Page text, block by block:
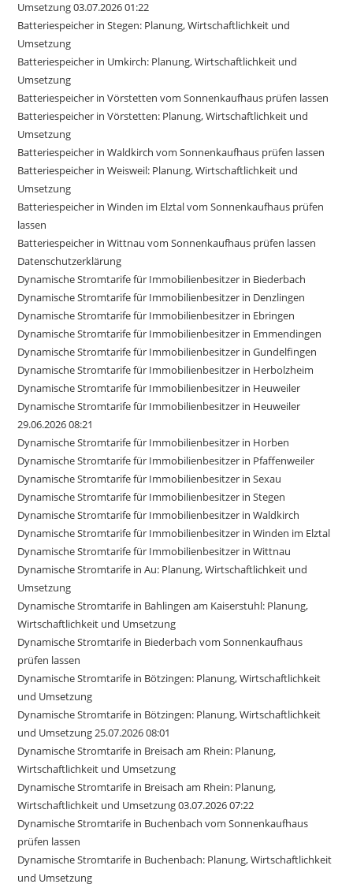
Umsetzung 03.07.2026 01:22
Batteriespeicher in Stegen: Planung, Wirtschaftlichkeit und
Umsetzung
Batteriespeicher in Umkirch: Planung, Wirtschaftlichkeit und
Umsetzung
Batteriespeicher in Vörstetten vom Sonnenkaufhaus prüfen lassen
Batteriespeicher in Vörstetten: Planung, Wirtschaftlichkeit und
Umsetzung
Batteriespeicher in Waldkirch vom Sonnenkaufhaus prüfen lassen
Batteriespeicher in Weisweil: Planung, Wirtschaftlichkeit und
Umsetzung
Batteriespeicher in Winden im Elztal vom Sonnenkaufhaus prüfen
lassen
Batteriespeicher in Wittnau vom Sonnenkaufhaus prüfen lassen
Datenschutzerklärung
Dynamische Stromtarife für Immobilienbesitzer in Biederbach
Dynamische Stromtarife für Immobilienbesitzer in Denzlingen
Dynamische Stromtarife für Immobilienbesitzer in Ebringen
Dynamische Stromtarife für Immobilienbesitzer in Emmendingen
Dynamische Stromtarife für Immobilienbesitzer in Gundelfingen
Dynamische Stromtarife für Immobilienbesitzer in Herbolzheim
Dynamische Stromtarife für Immobilienbesitzer in Heuweiler
Dynamische Stromtarife für Immobilienbesitzer in Heuweiler
29.06.2026 08:21
Dynamische Stromtarife für Immobilienbesitzer in Horben
Dynamische Stromtarife für Immobilienbesitzer in Pfaffenweiler
Dynamische Stromtarife für Immobilienbesitzer in Sexau
Dynamische Stromtarife für Immobilienbesitzer in Stegen
Dynamische Stromtarife für Immobilienbesitzer in Waldkirch
Dynamische Stromtarife für Immobilienbesitzer in Winden im Elztal
Dynamische Stromtarife für Immobilienbesitzer in Wittnau
Dynamische Stromtarife in Au: Planung, Wirtschaftlichkeit und
Umsetzung
Dynamische Stromtarife in Bahlingen am Kaiserstuhl: Planung,
Wirtschaftlichkeit und Umsetzung
Dynamische Stromtarife in Biederbach vom Sonnenkaufhaus
prüfen lassen
Dynamische Stromtarife in Bötzingen: Planung, Wirtschaftlichkeit
und Umsetzung
Dynamische Stromtarife in Bötzingen: Planung, Wirtschaftlichkeit
und Umsetzung 25.07.2026 08:01
Dynamische Stromtarife in Breisach am Rhein: Planung,
Wirtschaftlichkeit und Umsetzung
Dynamische Stromtarife in Breisach am Rhein: Planung,
Wirtschaftlichkeit und Umsetzung 03.07.2026 07:22
Dynamische Stromtarife in Buchenbach vom Sonnenkaufhaus
prüfen lassen
Dynamische Stromtarife in Buchenbach: Planung, Wirtschaftlichkeit
und Umsetzung